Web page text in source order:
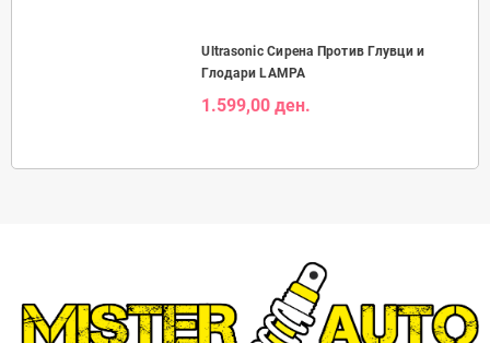
Ultrasonic Сирена Против Глувци и
Глодари LAMPA
1.599,00 ден.